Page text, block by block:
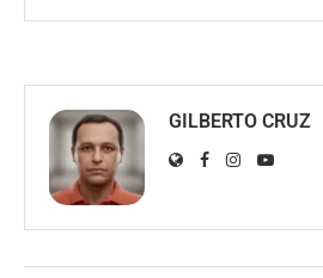
GILBERTO CRUZ